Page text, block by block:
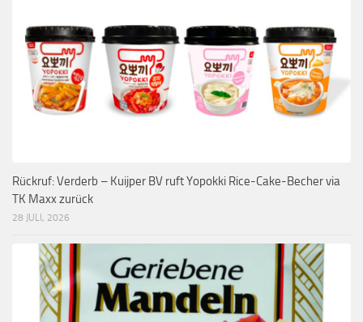
Rückruf: Verderb – Kuijper BV ruft Yopokki Rice-Cake-Becher via
TK Maxx zurück
28 JULI, 2026